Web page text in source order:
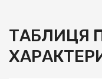
ТАБЛИЦЯ